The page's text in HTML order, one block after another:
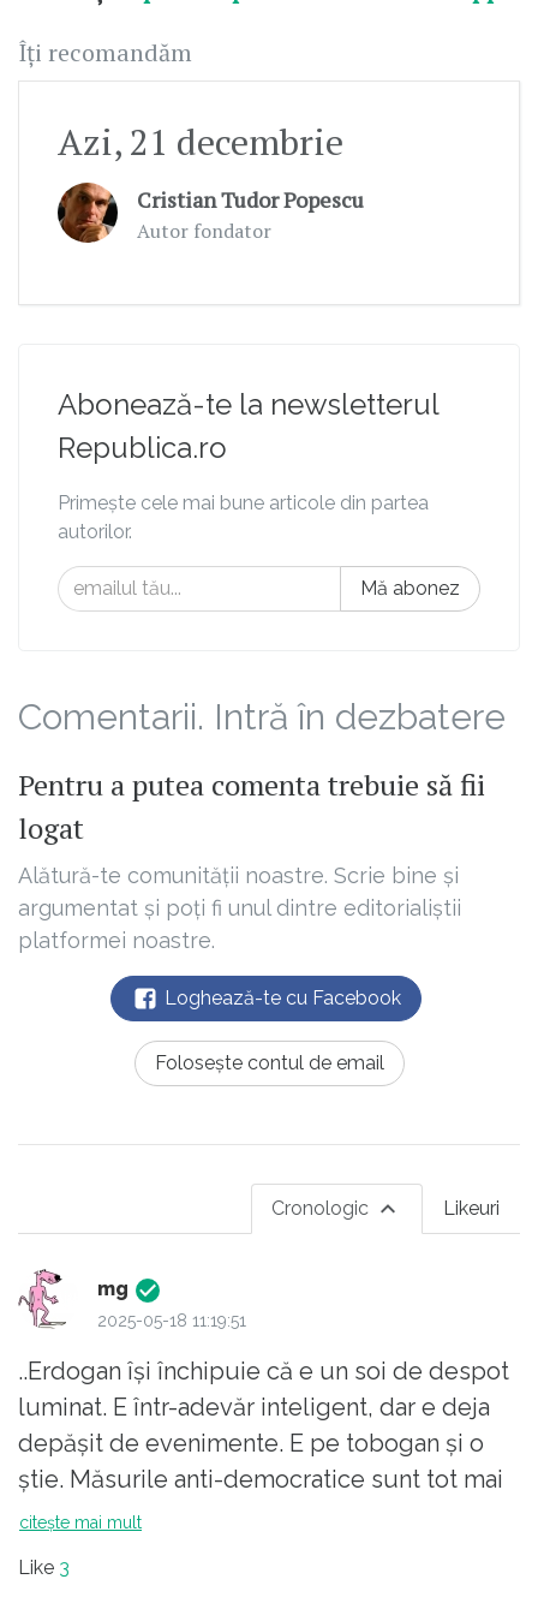
Îți recomandăm
Azi, 21 decembrie
Cristian Tudor Popescu
Autor fondator
Abonează-te la newsletterul
Republica.ro
Primește cele mai bune articole din partea
autorilor.
Mă abonez
Comentarii. Intră în dezbatere
Pentru a putea comenta trebuie să fii
logat
Alătură-te comunității noastre. Scrie bine și
argumentat și poți fi unul dintre editorialiștii
platformei noastre.
Loghează-te cu Facebook
Folosește contul de email
Likeuri
Cronologic
mg
2025-05-18 11:19:51
..Erdogan își închipuie că e un soi de despot
luminat. E într-adevăr inteligent, dar e deja
depășit de evenimente. E pe tobogan și o
știe. Măsurile anti-democratice sunt tot mai
disperate, culminând cu arestarea
citește mai mult
Like 3